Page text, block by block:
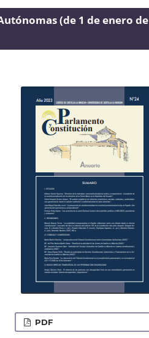
(de 1 de enero de
PDF